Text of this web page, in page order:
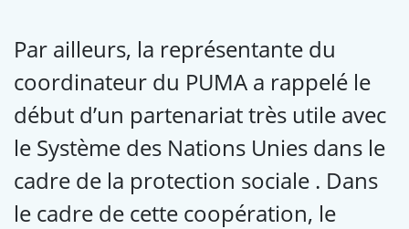
Par ailleurs, la représentante du
coordinateur du PUMA a rappelé le
début d’un partenariat très utile avec
le Système des Nations Unies dans le
cadre de la protection sociale . Dans
le cadre de cette coopération, le